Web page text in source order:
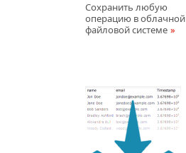
Сохранить любую
операцию в облачной
файловой системe